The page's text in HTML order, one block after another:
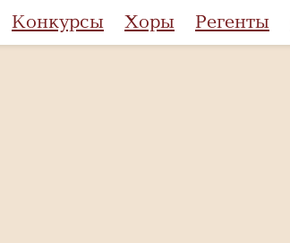
Конкурсы Хоры Регенты